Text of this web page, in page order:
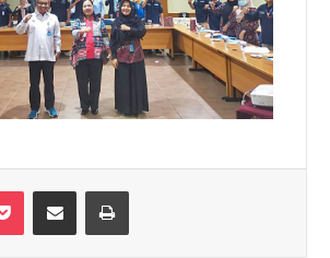
Pocket Share via Email Print